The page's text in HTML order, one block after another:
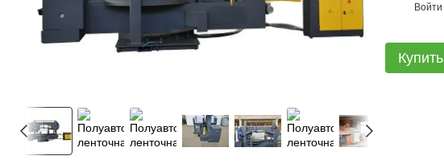
Войти
Купить